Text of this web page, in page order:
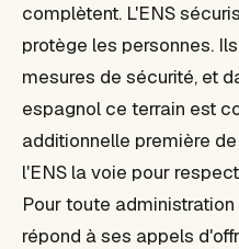
complètent. L'ENS
protège les personnes.
mesures de sécurité, et
espagnol ce terrain est
additionnelle première
l'ENS la voie pour
Pour toute
répond à ses appels